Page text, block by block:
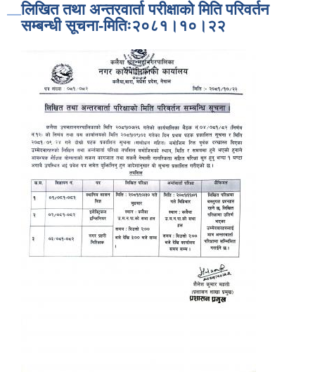
लिखित तथा अन्तरवार्ता परीक्षाको मिति परिवर्तन
सम्बन्धी सूचना-मितिः२०८१।१०।२२